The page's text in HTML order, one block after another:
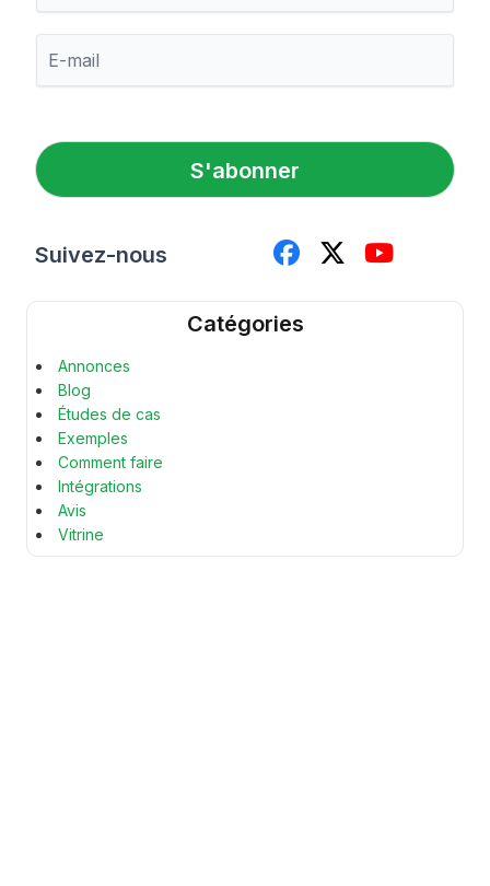
é
n
m
l
*
S'abonner
Suivez-nous
Catégories
Annonces
Blog
Études de cas
Exemples
Comment faire
Intégrations
Avis
Vitrine